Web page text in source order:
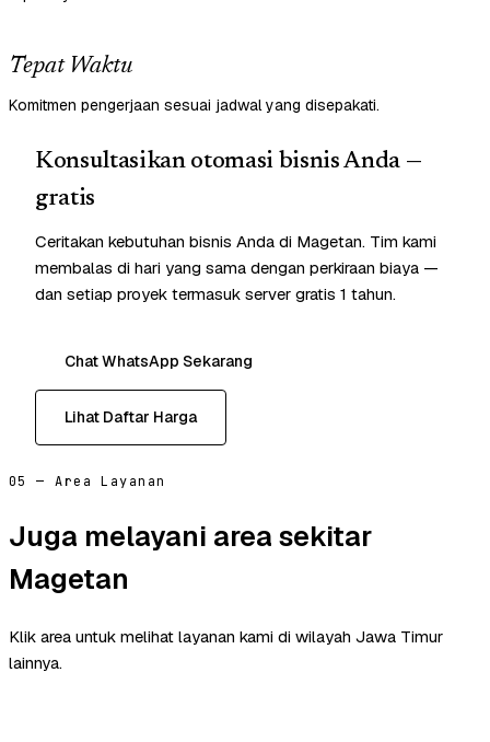
Tepat Waktu
Komitmen pengerjaan sesuai jadwal yang disepakati.
Konsultasikan otomasi bisnis Anda —
gratis
Ceritakan kebutuhan bisnis Anda di Magetan. Tim kami
membalas di hari yang sama dengan perkiraan biaya —
dan setiap proyek termasuk server gratis 1 tahun.
Chat WhatsApp Sekarang
Lihat Daftar Harga
05 — Area Layanan
Juga melayani area sekitar
Magetan
Klik area untuk melihat layanan kami di wilayah Jawa Timur
lainnya.